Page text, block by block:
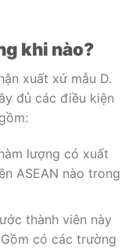
khi nào?
xuất xứ mẫu D.
đủ các điều kiện
lượng có xuất
ASEAN nào trong
thành viên này
có các trường